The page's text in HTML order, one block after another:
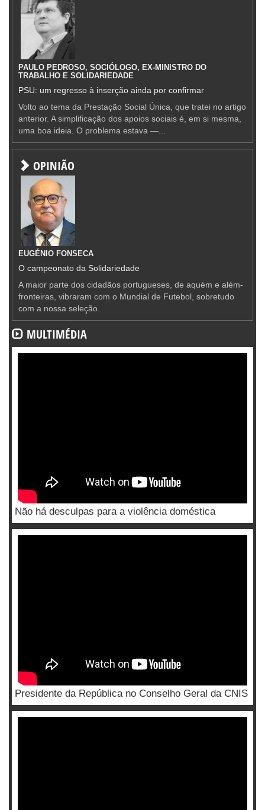
PAULO PEDROSO, SOCIÓLOGO, EX-MINISTRO DO
TRABALHO E SOLIDARIEDADE
PSU: um regresso à inserção ainda por confirmar
Volto ao tema da Prestação Social Única, que tratei no artigo
anterior. A simplificação dos apoios sociais é, em si mesma,
uma boa ideia. O problema estava —...
OPINIÃO
EUGÉNIO FONSECA
O campeonato da Solidariedade
A maior parte dos cidadãos portugueses, de aquém e além-
fronteiras, vibraram com o Mundial de Futebol, sobretudo
com a nossa seleção.
MULTIMÉDIA
Não há desculpas para a violência doméstica
Presidente da República no Conselho Geral da CNIS